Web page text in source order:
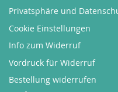
Privatsphäre und
Cookie Einstellungen
Info zum Widerruf
Vordruck für Widerruf
Bestellung widerrufen